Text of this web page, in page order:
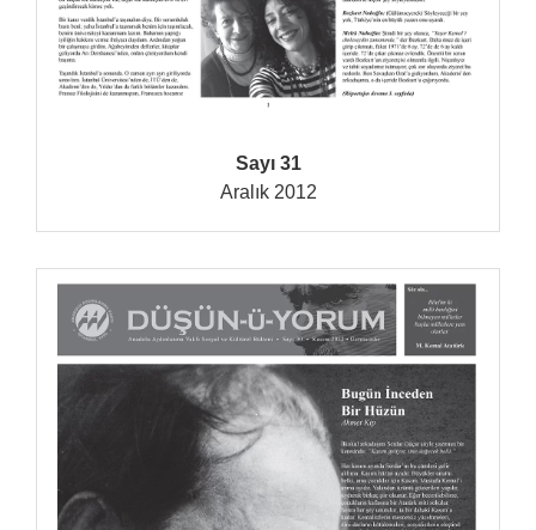
Sayı 31
Aralık 2012